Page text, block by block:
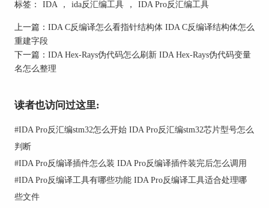
优先跳到程序入口、导入函数或主调度函数，再顺
着交叉引用往下走。这样能先建立“谁调用谁”的骨
架，后面打开伪代码窗口时不至于只看到局部逻辑
却不知道它在整条调用链里做什么。
3、在确认函数边界后再按【F5】看伪代码
伪代码并放进Pseudocode窗口，所以最稳的做法是
先确保当前地址处于正确函数里，再触发反编译，
否则边界一错，伪代码会整段跟着歪。
4、先改函数原型和关键变量类型，再继续往下读
把光标放在函数声明、参数或局部变量上按【Y】
标签： IDA ， ida反汇编工具 ， IDA Pro反汇编工具
上一篇： IDA C反编译怎么看指针结构体 IDA C反编译结构体怎么
重建字段
下一篇： IDA Hex-Rays伪代码怎么刷新 IDA Hex-Rays伪代码变量
名怎么整理
读者也访问过这里:
#IDA Pro反汇编stm32怎么开始 IDA Pro反汇编stm32芯片型号怎么
判断
#IDA Pro反编译插件怎么装 IDA Pro反编译插件装完后怎么调用
#IDA Pro反编译工具有哪些功能 IDA Pro反编译工具适合处理哪
些文件